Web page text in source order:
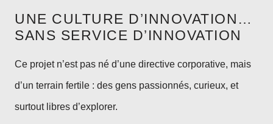
UNE CULTURE D’INNOVATION…
SANS SERVICE D’INNOVATION
Ce projet n’est pas né d’une directive corporative, mais
d’un terrain fertile : des gens passionnés, curieux, et
surtout libres d’explorer.